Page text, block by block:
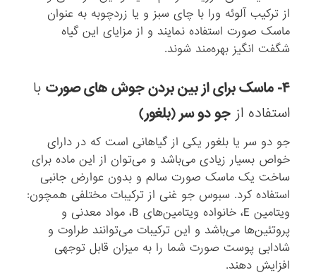
از ترکیب آلوئه ورا با چای سبز و یا زردچوبه به عنوان
ماسک صورت استفاده نمایند و از مزایای این گیاه
شگفت انگیز بهره‌مند شوند.
۴- ماسک برای از بین بردن جوش های صورت
با
استفاده ازجو دو سر (بلغور)
جو دو سر یا بلغور یکی از گیاهانی است که در دارای
خواص بسیار زیادی می‌باشد و می‌توان از این ماده برای
ساخت یک ماسک صورت سالم و بدون عوارض جانبی
استفاده کرد. سبوس جو غنی از ترکیبات مختلفی همچون:
ویتامین E، خانواده ویتامین‌های B، مواد معدنی و
پروتئین‌ها می‌باشد و این ترکیبات می‌توانند طراوت و
شادابی پوست صورت شما را به میزان قابل توجهی
افزایش دهند.